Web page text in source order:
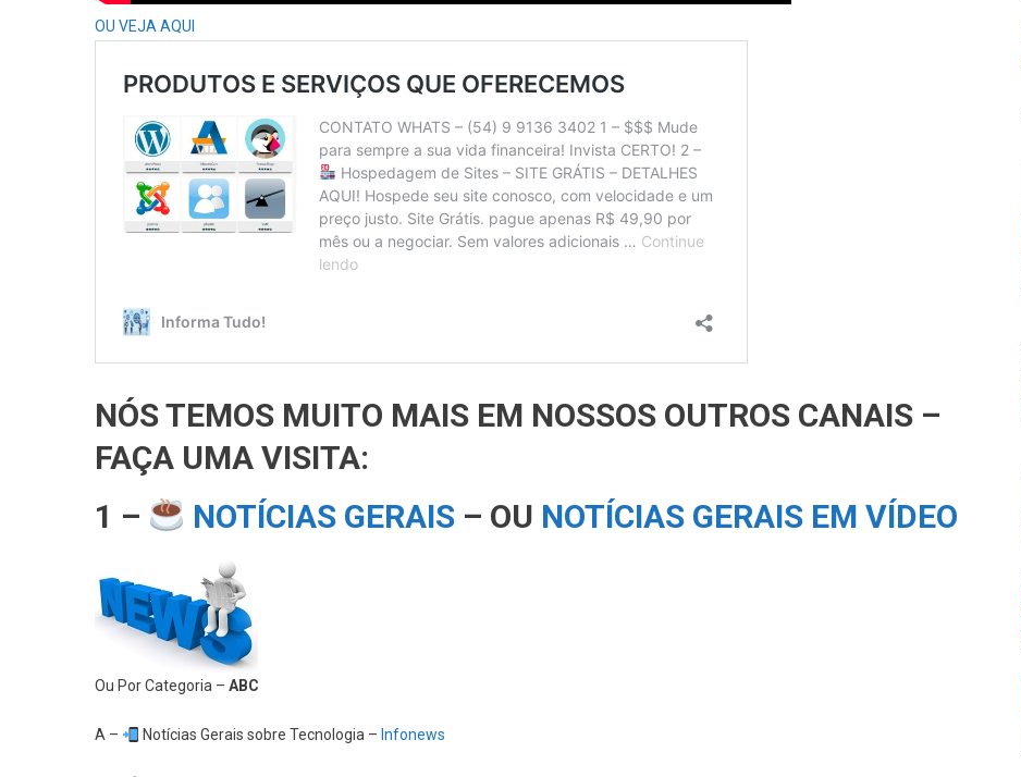
OU VEJA AQUI
NÓS TEMOS MUITO MAIS EM NOSSOS OUTROS CANAIS –
FAÇA UMA VISITA:
1 –
NOTÍCIAS GERAIS – OU NOTÍCIAS GERAIS EM VÍDEO
Ou Por Categoria – ABC
A – Notícias Gerais sobre Tecnologia – Infonews